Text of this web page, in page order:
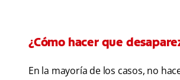
¿Cómo hacer que
En la mayoría de los casos, no